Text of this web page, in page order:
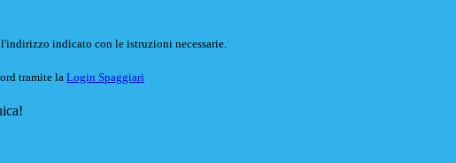
indicato con le istruzioni necessarie.
tramite la Login Spaggiari